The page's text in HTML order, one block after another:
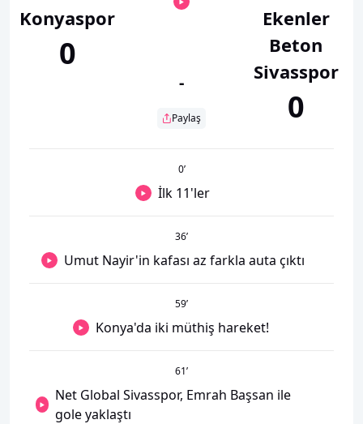
Konyaspor
0
-
Paylaş
Ekenler
Beton
Sivasspor
0
0’
İlk 11'ler
36’
Umut Nayir'in kafası az farkla auta çıktı
59’
Konya'da iki müthiş hareket!
61’
Net Global Sivasspor, Emrah Başsan ile
gole yaklaştı